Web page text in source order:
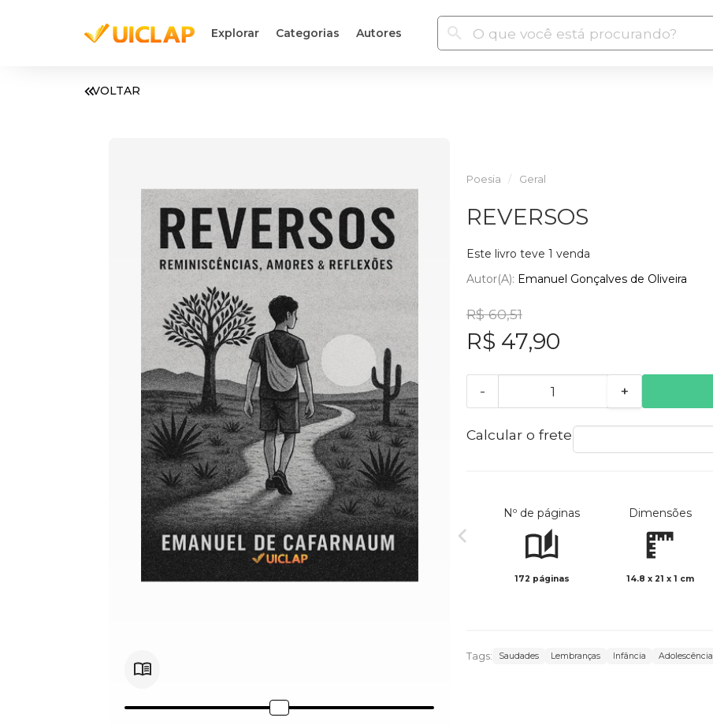
Explorar Categorias Autores
VOLTAR
Poesia Geral
REVERSOS
Este livro teve 1 venda
Autor(a): Emanuel Gonçalves de Oliveira
R$ 60,51
R$ 47,90
- +
Calcular o frete
Nº de páginas
172 páginas
Dimensões
14.8 x 21 x 1 cm
Tags: Saudades Lembranças Infância Adolescência